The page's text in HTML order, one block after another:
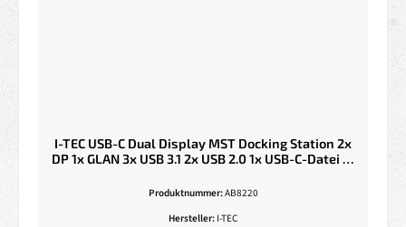
I-TEC USB-C Dual Display MST Docking Station 2x
DP 1x GLAN 3x USB 3.1 2x USB 2.0 1x USB-C-Datei 1x
Produktnummer:AB8220
Hersteller: I-TEC